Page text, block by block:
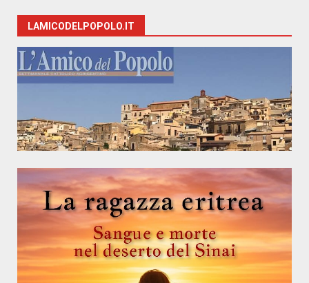
LAMICODELPOPOLO.IT